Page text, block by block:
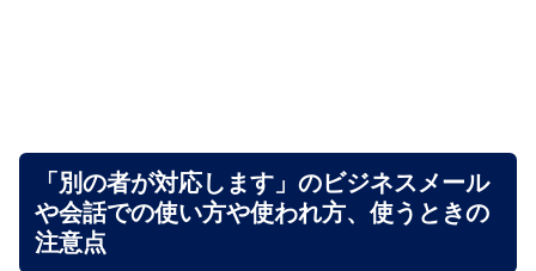
「別の者が対応します」のビジネスメール
や会話での使い方や使われ方、使うときの
注意点